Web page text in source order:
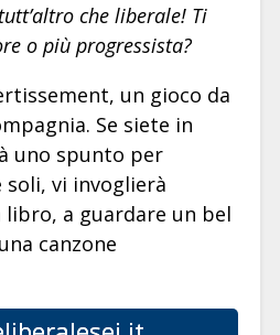
che liberale! Ti
o più progressista?
un gioco da
Se siete in
uno spunto per
vi invoglierà
libro, a guardare un bel
canzone